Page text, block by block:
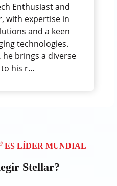
Enthusiast and
with expertise in
and a keen
technologies.
he brings a diverse
his r...
ES LÍDER MUNDIAL
Stellar?